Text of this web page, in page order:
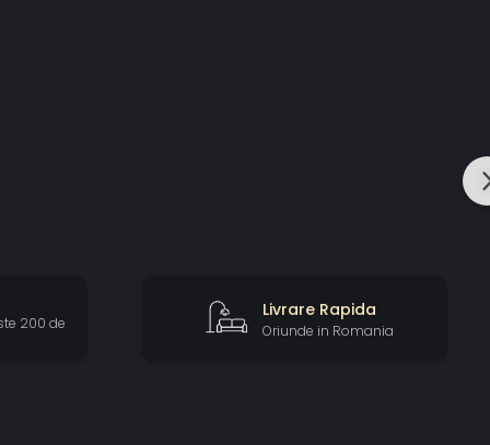
200 de
Livrare Rapida
Oriunde in Romania